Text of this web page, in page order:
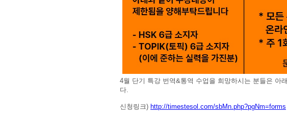
4월 단기 특강 번역&통역 수업을 희망하시는 분들은 아
다.
신청링크) http://timestesol.com/sbMn.php?pgNm=forms